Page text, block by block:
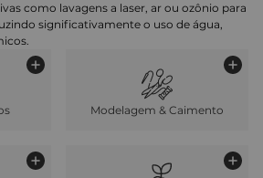
como lavagens a laser, ar ou ozônio para
significativamente o uso de água,
Modelagem & Caimento